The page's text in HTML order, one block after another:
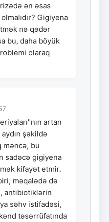
ən əsas
Gigiyena
nə qədər
bu, daha böyük
olaraq
artan
şəkildə
məncə, bu
sadəcə gigiyena
kifayət etmir.
məqalədə də
antibiotiklərin
səhv istifadəsi,
təsərrüfatında